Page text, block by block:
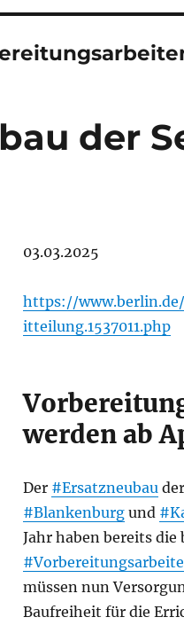
der
03.03.2025
https://
itteilung.1537011.php
werden ab
Der #Ersatzneubauder
#Blankenburgund
Jahr haben bereits
müssen nun
Baufreiheit für die